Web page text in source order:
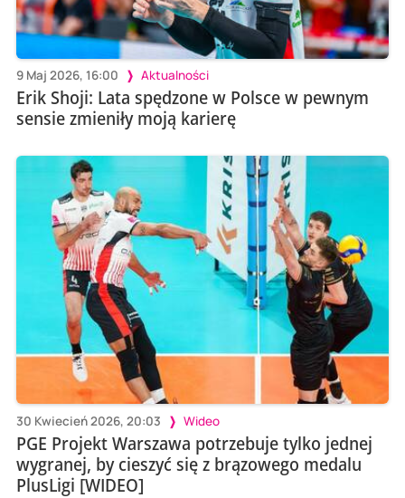
9 Maj 2026, 16:00 Aktualności
Erik Shoji: Lata spędzone w Polsce w pewnym
sensie zmieniły moją karierę
30 Kwiecień 2026, 20:03 Wideo
PGE Projekt Warszawa potrzebuje tylko jednej
wygranej, by cieszyć się z brązowego medalu
PlusLigi [WIDEO]